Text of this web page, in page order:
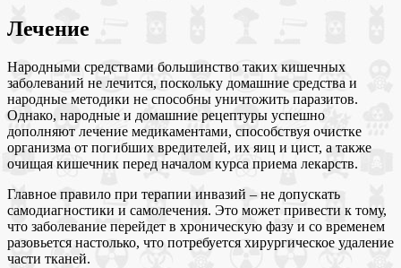
Лечение
Народными средствами большинство таких кишечных
заболеваний не лечится, поскольку домашние средства и
народные методики не способны уничтожить паразитов.
Однако, народные и домашние рецептуры успешно
дополняют лечение медикаментами, способствуя очистке
организма от погибших вредителей, их яиц и цист, а также
очищая кишечник перед началом курса приема лекарств.
Главное правило при терапии инвазий – не допускать
самодиагностики и самолечения. Это может привести к тому,
что заболевание перейдет в хроническую фазу и со временем
разовьется настолько, что потребуется хирургическое удаление
части тканей.